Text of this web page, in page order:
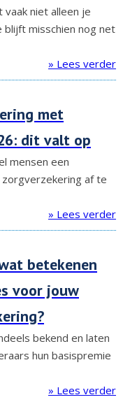
niet alleen je
blijft misschien nog net
» Lees verder
met
dit valt op
mensen een
af te
» Lees verder
betekenen
voor jouw
bekend en laten
hun basispremie
» Lees verder